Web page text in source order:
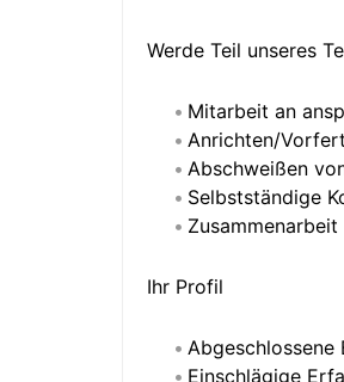
Werde Teil unseres
Mitarbeit an
Anrichten/
Abschweißen
Selbstständige
Ihr Profil
Einschlägige